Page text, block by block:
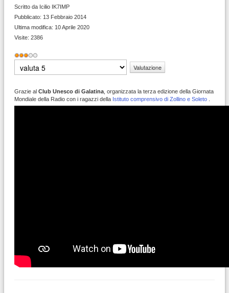
Scritto da Icilio IK7IMP
Pubblicato: 13 Febbraio 2014
Ultima modifica: 10 Aprile 2020
Visite: 2386
Valutazione
Valuta
Grazie al Club Unesco di Galatina , organizzata la terza edizione della Giornata
Mondiale della Radio con i ragazzi della Istituto comprensivo di Zollino e Soleto